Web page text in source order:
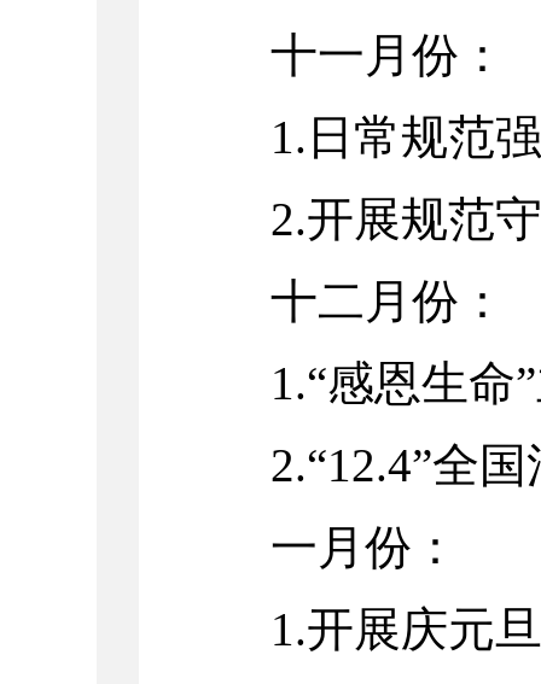
十一月份：
1.日常规范
2.开展规范
十二月份：
1.“感恩生命
2.“12.4”全
一月份：
1.开展庆元